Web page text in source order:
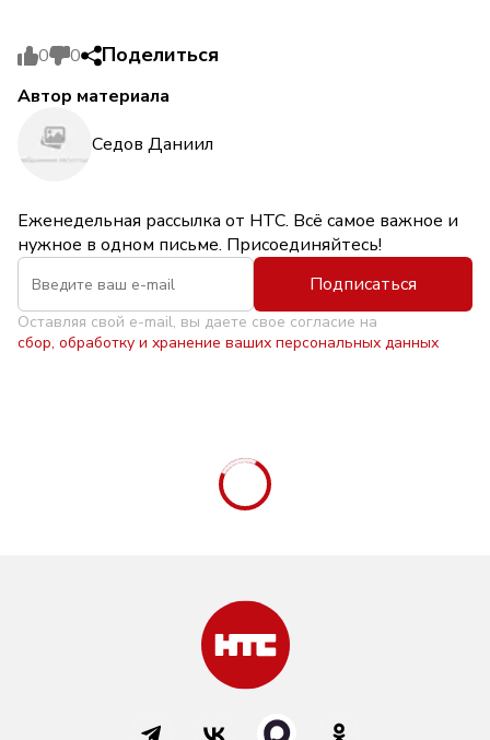
0 0 Поделиться
Автор материала
Седов Даниил
Еженедельная рассылка от НТС. Всё самое важное и
нужное в одном письме. Присоединяйтесь!
Подписаться
Оставляя свой e-mail, вы даете свое согласие на
сбор, обработку и хранение ваших персональных данных
«Свет в каждом доме»: старший
диспетчер районных